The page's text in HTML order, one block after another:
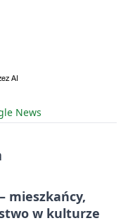
News
mieszkańcy,
w kulturze